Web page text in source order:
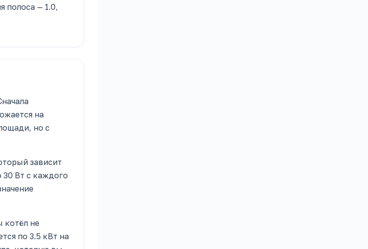
полоса — 1.0,
на
но с
зависит
30 Вт с каждого
котёл не
по 3.5 кВт на